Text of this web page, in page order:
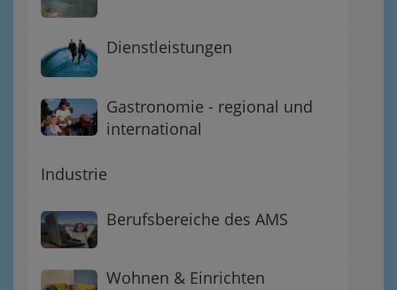
Dienstleistungen
Gastronomie - regional und
international
Industrie
Berufsbereiche des AMS
Wohnen & Einrichten